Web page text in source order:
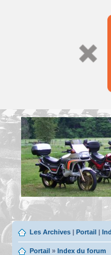
Les Archives | Portail |
Portail » Index du forum